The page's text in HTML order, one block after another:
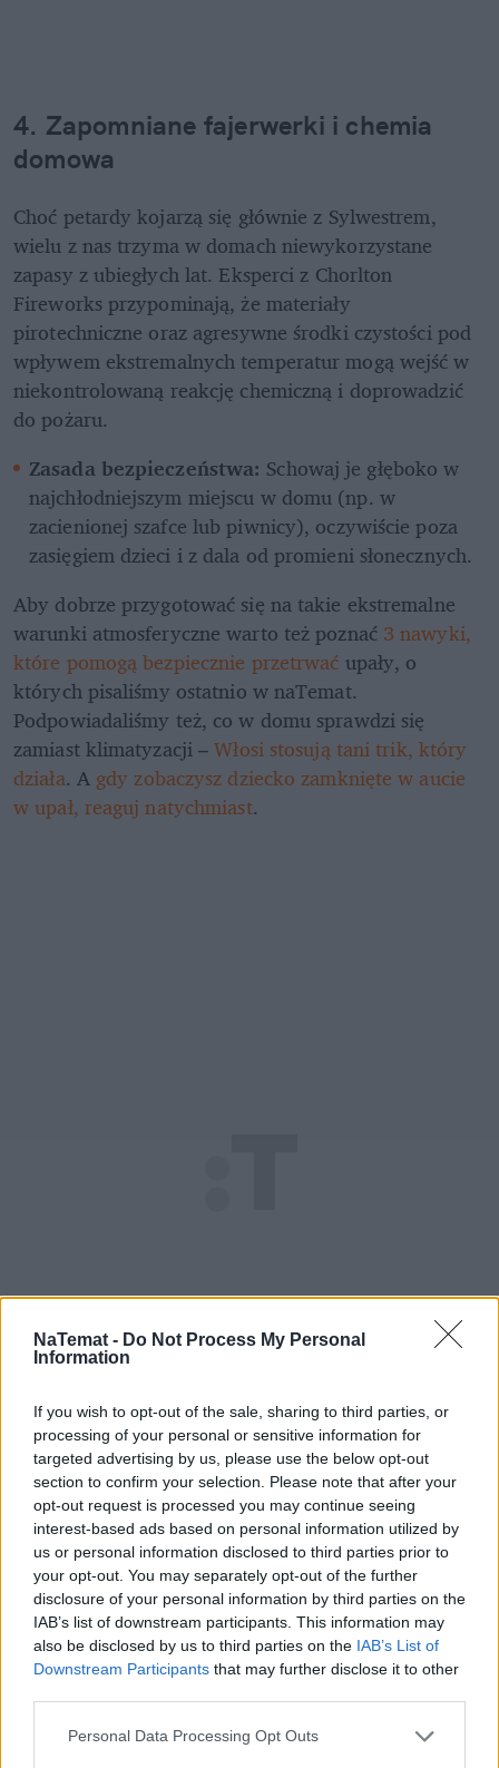
NaTemat - Do Not Process My Personal
Information
If you wish to opt-out of the sale, sharing to third parties, or
processing of your personal or sensitive information for
targeted advertising by us, please use the below opt-out
section to confirm your selection. Please note that after your
opt-out request is processed you may continue seeing
interest-based ads based on personal information utilized by
us or personal information disclosed to third parties prior to
your opt-out. You may separately opt-out of the further
disclosure of your personal information by third parties on the
IAB’s list of downstream participants. This information may
also be disclosed by us to third parties on the IAB’s List of
Downstream Participants that may further disclose it to other
Personal Data Processing Opt Outs
4. Zapomniane fajerwerki i chemia
domowa
Choć petardy kojarzą się głównie z Sylwestrem,
wielu z nas trzyma w domach niewykorzystane
zapasy z ubiegłych lat. Eksperci z Chorlton
Fireworks przypominają, że materiały
pirotechniczne oraz agresywne środki czystości pod
wpływem ekstremalnych temperatur mogą wejść w
niekontrolowaną reakcję chemiczną i doprowadzić
do pożaru.
Zasada bezpieczeństwa: Schowaj je głęboko w
najchłodniejszym miejscu w domu (np. w
zacienionej szafce lub piwnicy), oczywiście poza
zasięgiem dzieci i z dala od promieni słonecznych.
Aby dobrze przygotować się na takie ekstremalne
warunki atmosferyczne warto też poznać 3 nawyki,
które pomogą bezpiecznie przetrwać upały, o
których pisaliśmy ostatnio w naTemat.
Podpowiadaliśmy też, co w domu sprawdzi się
zamiast klimatyzacji – Włosi stosują tani trik, który
działa. A gdy zobaczysz dziecko zamknięte w aucie
w upał, reaguj natychmiast.
Pociągiem z Polski do Włoch?!
Nowość od PKP Intercity! |
kierunek:PODRÓŻE
Nie przegap żadnej ważnej wiadomości i
obserwuj nas w Google News!
Więcej:
Bezpieczeństwo
Polska Lato Pożar Upały